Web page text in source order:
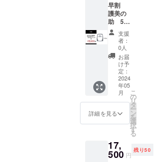
早割
護美の
助 50
枚 定
価
25,000
円の
40％off
サイズ
たて：
38cm
上部：
25cm
下部：
30cm
支援
者：
0人
お届
け予
定：
2024
年05
月
詳細を見る
こ
の
リ
タ
ー
ン
を
選
択
す
る
17,
500 円
残り50